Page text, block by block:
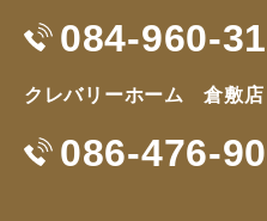
084-960-
クレバリーホーム 倉敷店
086-476-